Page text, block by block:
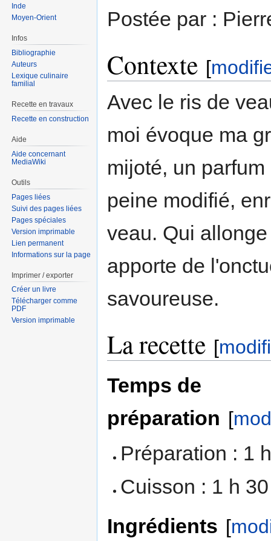
Postée par :
Contexte [
Avec le ris de
moi évoque ma
mijoté, un
peine modifié,
veau. Qui
apporte de
savoureuse.
La recette [
Temps de
préparation [
Préparation : 1
Cuisson : 1 h
Ingrédients [
Inde
Moyen-Orient
Infos
Bibliographie
Auteurs
Lexique culinaire
familial
Recette en travaux
Recette en construction
Aide
Aide concernant
MediaWiki
Outils
Pages liées
Suivi des pages liées
Pages spéciales
Version imprimable
Lien permanent
Informations sur la page
Imprimer / exporter
Créer un livre
Télécharger comme
PDF
Version imprimable